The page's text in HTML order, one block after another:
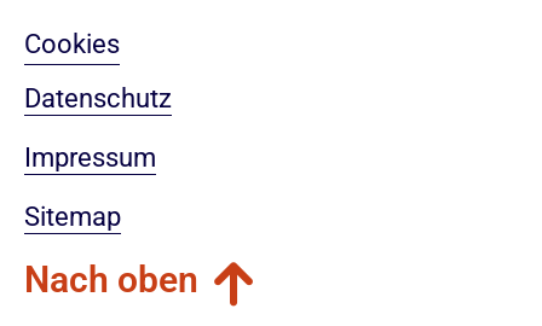
Cookies
Datenschutz
Impressum
Sitemap
Nach oben